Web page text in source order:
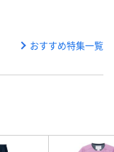
おすすめ特集一覧